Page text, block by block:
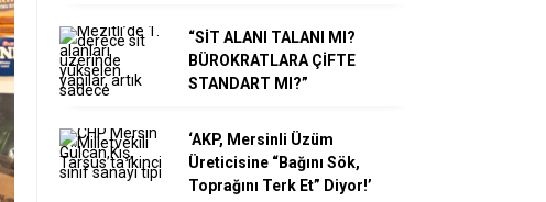
“SİT ALANI TALANI MI?
BÜROKRATLARA ÇİFTE
STANDART MI?”
‘AKP, Mersinli Üzüm
Üreticisine “Bağını Sök,
Toprağını Terk Et” Diyor!’